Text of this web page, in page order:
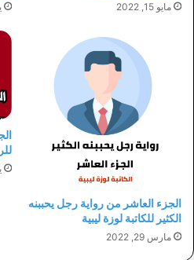
مايو 15, 2022
الجزء العاشر من رواية رجل يحببنه
الكثير للكاتبة لوزة ليبية
مارس 29, 2022